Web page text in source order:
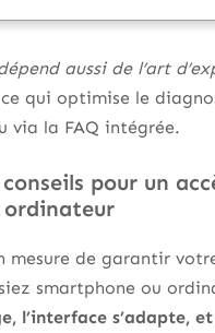
aussi de l’art
qui optimise le
via la FAQ intégrée.
conseils pour un
mesure de garantir
smartphone ou
l’interface s’adapte,